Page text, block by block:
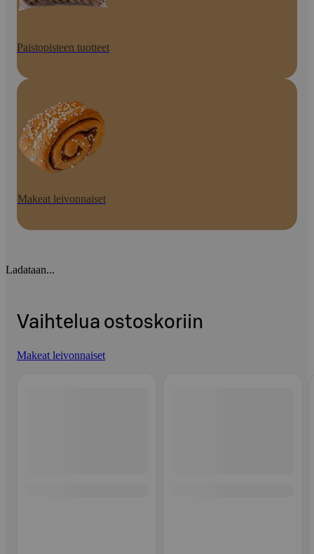
Paistopisteen tuotteet
Makeat leivonnaiset
Ladataan...
Vaihtelua ostoskoriin
Makeat leivonnaiset